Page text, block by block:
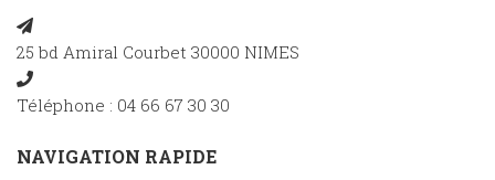
25 bd Amiral Courbet 30000 NIMES
Téléphone : 04 66 67 30 30
NAVIGATION RAPIDE